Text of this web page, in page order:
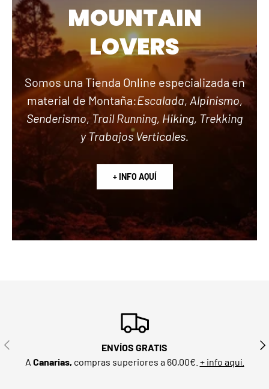
MOUNTAIN
LOVERS
Somos una Tienda Online especializada en
material de Montaña:Escalada, Alpinismo,
Senderismo, Trail Running, Hiking, Trekking
y Trabajos Verticales.
+ INFO AQUÍ
ANTERIOR
ENVÍOS GRATIS
A Canarias, compras superiores a 60,00€. + info aquí.